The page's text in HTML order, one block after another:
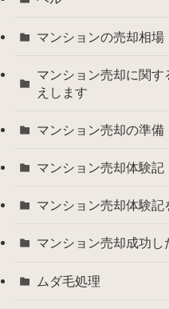
マンションの売却相場
マンション売却に関
えします
マンション売却の準備
マンション売却体験記
マンション売却体験記
マンション売却成功し
ムダ毛処理